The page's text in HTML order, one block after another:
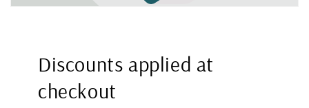
Discounts applied at
checkout